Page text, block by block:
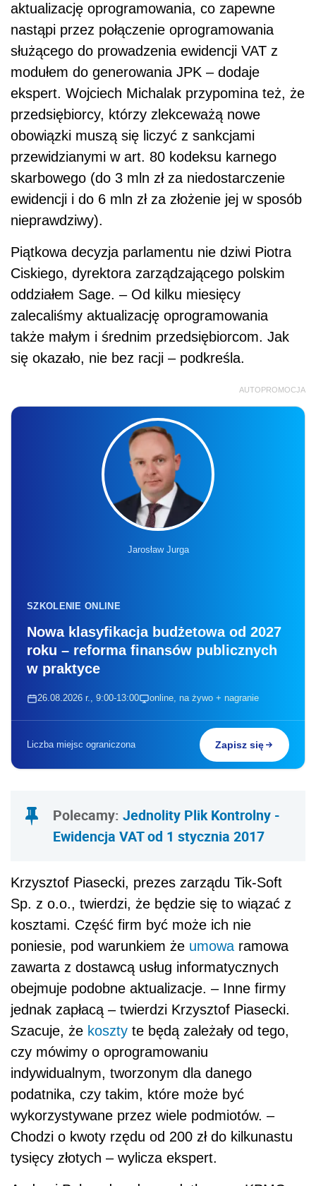
aktualizację oprogramowania, co zapewne
nastąpi przez połączenie oprogramowania
służącego do prowadzenia ewidencji VAT z
modułem do generowania JPK – dodaje
ekspert. Wojciech Michalak przypomina też, że
przedsiębiorcy, którzy zlekceważą nowe
obowiązki muszą się liczyć z sankcjami
przewidzianymi w art. 80 kodeksu karnego
skarbowego (do 3 mln zł za niedostarczenie
ewidencji i do 6 mln zł za złożenie jej w sposób
nieprawdziwy).
Piątkowa decyzja parlamentu nie dziwi Piotra
Ciskiego, dyrektora zarządzającego polskim
oddziałem Sage. – Od kilku miesięcy
zalecaliśmy aktualizację oprogramowania
także małym i średnim przedsiębiorcom. Jak
się okazało, nie bez racji – podkreśla.
AUTOPROMOCJA
Jarosław Jurga
SZKOLENIE ONLINE
Nowa klasyfikacja budżetowa od 2027
roku – reforma finansów publicznych
w praktyce
26.08.2026 r., 9:00-13:00 online, na żywo + nagranie
Liczba miejsc ograniczona Zapisz się
Polecamy: Jednolity Plik Kontrolny -
Ewidencja VAT od 1 stycznia 2017
Krzysztof Piasecki, prezes zarządu Tik-Soft
Sp. z o.o., twierdzi, że będzie się to wiązać z
kosztami. Część firm być może ich nie
poniesie, pod warunkiem że umowa ramowa
zawarta z dostawcą usług informatycznych
obejmuje podobne aktualizacje. – Inne firmy
jednak zapłacą – twierdzi Krzysztof Piasecki.
Szacuje, że koszty te będą zależały od tego,
czy mówimy o oprogramowaniu
indywidualnym, tworzonym dla danego
podatnika, czy takim, które może być
wykorzystywane przez wiele podmiotów. –
Chodzi o kwoty rzędu od 200 zł do kilkunastu
tysięcy złotych – wylicza ekspert.